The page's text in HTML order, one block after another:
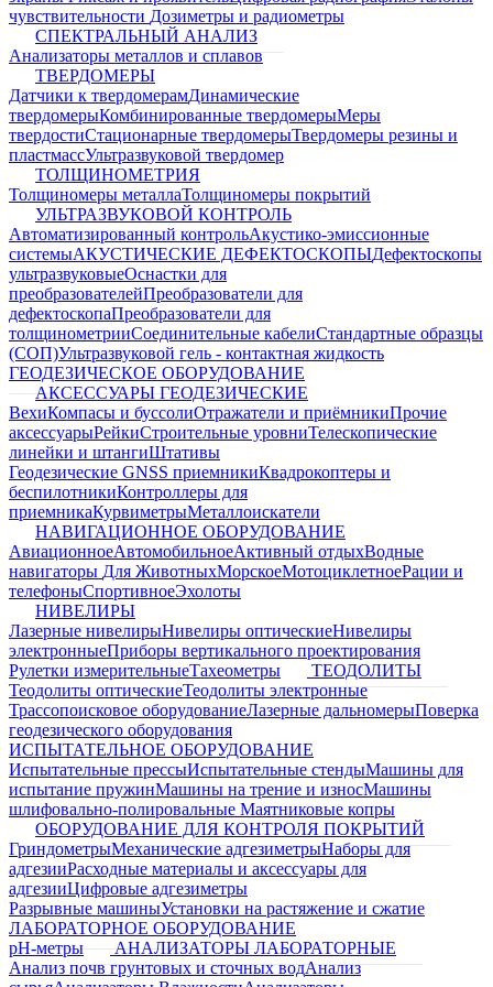
чувствительности Дозиметры и радиометры
СПЕКТРАЛЬНЫЙ АНАЛИЗ
Анализаторы металлов и сплавов
ТВЕРДОМЕРЫ
Датчики к твердомерамДинамические
твердомерыКомбинированные твердомерыМеры
твердостиСтационарные твердомерыТвердомеры резины и
пластмассУльтразвуковой твердомер
ТОЛЩИНОМЕТРИЯ
Толщиномеры металлаТолщиномеры покрытий
УЛЬТРАЗВУКОВОЙ КОНТРОЛЬ
Автоматизированный контрольАкустико-эмиссионные
системыАКУСТИЧЕСКИЕ ДЕФЕКТОСКОПЫДефектоскопы
ультразвуковыеОснастки для
преобразователейПреобразователи для
дефектоскопаПреобразователи для
толщинометрииСоединительные кабелиСтандартные образцы
(СОП)Ультразвуковой гель - контактная жидкость
ГЕОДЕЗИЧЕСКОЕ ОБОРУДОВАНИЕ
АКСЕССУАРЫ ГЕОДЕЗИЧЕСКИЕ
ВехиКомпасы и буссолиОтражатели и приёмникиПрочие
аксессуарыРейкиСтроительные уровниТелескопические
линейки и штангиШтативы
Геодезические GNSS приемникиКвадрокоптеры и
беспилотникиКонтроллеры для
приемникаКурвиметрыМеталлоискатели
НАВИГАЦИОННОЕ ОБОРУДОВАНИЕ
АвиационноеАвтомобильноеАктивный отдыхВодные
навигаторы Для ЖивотныхМорскоеМотоциклетноеРации и
телефоныСпортивноеЭхолоты
НИВЕЛИРЫ
Лазерные нивелирыНивелиры оптическиеНивелиры
электронныеПриборы вертикального проектирования
Рулетки измерительныеТахеометры
ТЕОДОЛИТЫ
Теодолиты оптическиеТеодолиты электронные
Трассопоисковое оборудованиеЛазерные дальномерыПоверка
геодезического оборудования
ИСПЫТАТЕЛЬНОЕ ОБОРУДОВАНИЕ
Испытательные прессыИспытательные стендыМашины для
испытание пружинМашины на трение и износМашины
шлифовально-полировальные Маятниковые копры
ОБОРУДОВАНИЕ ДЛЯ КОНТРОЛЯ ПОКРЫТИЙ
ГриндометрыМеханические адгезиметрыНаборы для
адгезииРасходные материалы и аксессуары для
адгезииЦифровые адгезиметры
Разрывные машиныУстановки на растяжение и сжатие
ЛАБОРАТОРНОЕ ОБОРУДОВАНИЕ
pH-метры
АНАЛИЗАТОРЫ ЛАБОРАТОРНЫЕ
Анализ почв грунтовых и сточных водАнализ